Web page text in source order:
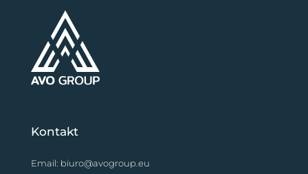
Kontakt
Email: biuro@avogroup.eu